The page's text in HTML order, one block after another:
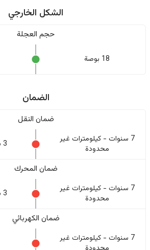
الشكل الخارجي
حجم العجلة
18 بوصة
الضمان
ضمان النقل
7 سنوات - كيلومترات غير
محدودة
3 سنوات/100,000 كم
ضمان المحرك
7 سنوات - كيلومترات غير
محدودة
3 سنوات/100,000 كم
ضمان الكهربائي
7 سنوات - كيلومترات غير